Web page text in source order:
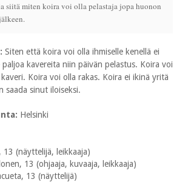
siitä miten koira voi olla pelastaja jopa huonon
Siten että koira voi olla ihmiselle kenellä ei
paljoa kavereita niin päivän pelastus. Koira voi
Koira voi olla rakas. Koira ei ikinä yritä
saada sinut iloiseksi.
Helsinki
13 (näyttelijä, leikkaaja)
13 (ohjaaja, kuvaaja, leikkaaja)
13 (näyttelijä)